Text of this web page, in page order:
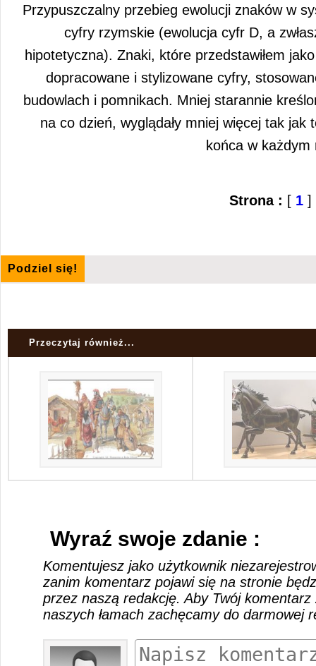
Przypuszczalny przebieg ewolucji znaków w
cyfry rzymskie (ewolucja cyfr D, a
hipotetyczna). Znaki, które przedstawiłem
dopracowane i stylizowane cyfry,
budowlach i pomnikach. Mniej starannie
na co dzień, wyglądały mniej więcej tak jak
końca w każdym
Strona : [1 ]
Podziel się!
Przeczytaj również...
Wyraź swoje zdanie :
Komentujesz jako użytkownik
zanim komentarz pojawi się na stronie
przez naszą redakcję. Aby Twój
naszych łamach zachęcamy do darmowej